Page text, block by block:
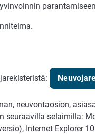
neuvontaosion,
seuraavilla selaimilla:
Internet Explorer